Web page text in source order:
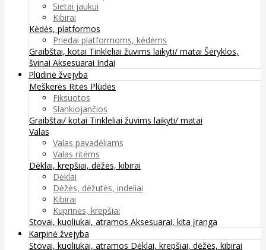
Sietai jaukui
Kibirai
Kėdės, platformos
Priedai platformoms, kėdėms
Graibštai, kotai Tinkleliai žuvims laikyti/ matai Šėryklos,
švinai Aksesuarai Indai
Plūdinė žvejyba
Meškerės Ritės Plūdės
Fiksuotos
Slankiojančios
Graibštai/ kotai Tinkleliai žuvims laikyti/ matai
Valas
Valas pavadėliams
Valas ritėms
Dėklai, krepšiai, dėžės, kibirai
Dėklai
Dėžės, dėžutės, indeliai
Kibirai
Kuprinės, krepšiai
Stovai, kuoliukai, atramos Aksesuarai, kita įranga
Karpinė žvejyba
Stovai, kuoliukai, atramos Dėklai, krepšiai, dėžės, kibirai